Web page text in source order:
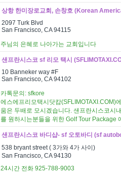
상항 한미장로교회, 손창호 (Korean
2097 Turk Blvd
San Francisco, CA 94115
주님의 은혜로 나아가는 교회입니다
샌프란시스코 sf 리모 택시
10 Banneker way #F
San Francisco, CA 94102
카톡문의: sfkore
에스에프리모택시닷캄(SFLIMOTAXI.COM)
움은 두배로 모시겠습니다. 샌프란시스코시
를 원하시는분들을 위한 Golf Tour Package
샌프란시스코 바디샵- sf 오토바디 (sf
538 bryant street ( 3가와 4가 사이)
San Francisco, CA 94130
24시간 전화 925-788-9003